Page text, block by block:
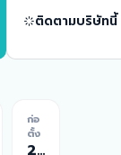
ติดตามบริษัทนี้
ก่อ
ตั้ง
2014